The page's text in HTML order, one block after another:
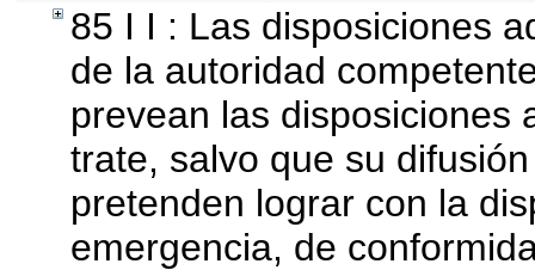
85 I I : Las disposiciones
de la autoridad
prevean las disposiciones
trate, salvo que su
pretenden lograr con la
emergencia, de